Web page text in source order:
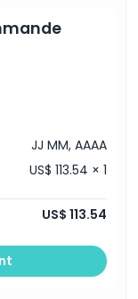
JJ MM, AAAA
US$ 113.54 × 1
US$ 113.54